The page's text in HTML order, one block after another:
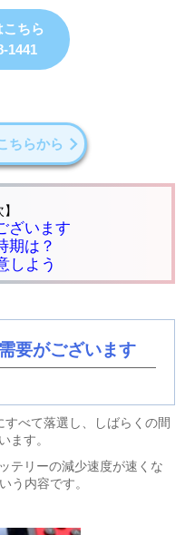
ちら
1441
ちらから
ざいます
期は？
しよう
要がございます
べて落選し、しばらくの間
ます。
テリーの減少速度が速くな
う内容です。